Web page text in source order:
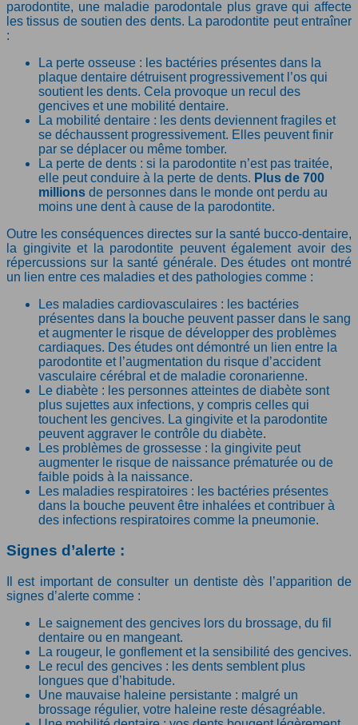
parodontite, une maladie parodontale plus grave qui affecte
les tissus de soutien des dents. La parodontite peut entraîner
:
La perte osseuse : les bactéries présentes dans la
plaque dentaire détruisent progressivement l’os qui
soutient les dents. Cela provoque un recul des
gencives et une mobilité dentaire.
La mobilité dentaire : les dents deviennent fragiles et
se déchaussent progressivement. Elles peuvent finir
par se déplacer ou même tomber.
La perte de dents : si la parodontite n’est pas traitée,
elle peut conduire à la perte de dents. Plus de 700
millions de personnes dans le monde ont perdu au
moins une dent à cause de la parodontite.
Outre les conséquences directes sur la santé bucco-dentaire,
la gingivite et la parodontite peuvent également avoir des
répercussions sur la santé générale. Des études ont montré
un lien entre ces maladies et des pathologies comme :
Les maladies cardiovasculaires : les bactéries
présentes dans la bouche peuvent passer dans le sang
et augmenter le risque de développer des problèmes
cardiaques. Des études ont démontré un lien entre la
parodontite et l’augmentation du risque d’accident
vasculaire cérébral et de maladie coronarienne.
Le diabète : les personnes atteintes de diabète sont
plus sujettes aux infections, y compris celles qui
touchent les gencives. La gingivite et la parodontite
peuvent aggraver le contrôle du diabète.
Les problèmes de grossesse : la gingivite peut
augmenter le risque de naissance prématurée ou de
faible poids à la naissance.
Les maladies respiratoires : les bactéries présentes
dans la bouche peuvent être inhalées et contribuer à
des infections respiratoires comme la pneumonie.
Signes d’alerte :
Il est important de consulter un dentiste dès l’apparition de
signes d’alerte comme :
Le saignement des gencives lors du brossage, du fil
dentaire ou en mangeant.
La rougeur, le gonflement et la sensibilité des gencives.
Le recul des gencives : les dents semblent plus
longues que d’habitude.
Une mauvaise haleine persistante : malgré un
brossage régulier, votre haleine reste désagréable.